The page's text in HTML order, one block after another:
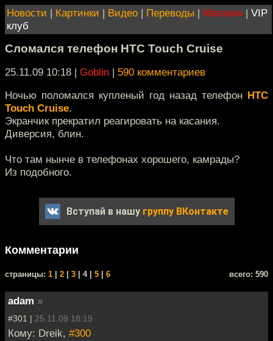
Новости | Картинки | Видео | Переводы | Магазин | VIP
клуб
Сломался телефон HTC Touch Cruise
25.11.09 10:18 | Goblin | 590 комментариев
Ночью поломался купленый год назад телефон HTC
Touch Cruise.
Экранчик прекратил реагировать на касания.
Диверсия, блин.
Что там нынче в телефонах хорошего, камрады?
Из подобного.
Вступай в нашу группу ВКонтакте
Комментарии
cтраницы: 1 2 3 | 4 | 5 6 всего: 590
adam »
#301 | 25.11.09 18:19
Кому: Dreik, #300